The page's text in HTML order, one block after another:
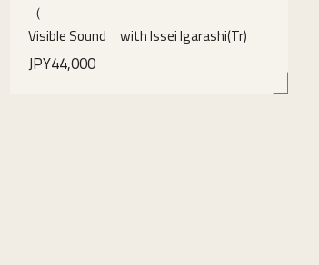
（
Visible Sound with Issei Igarashi(Tr)
JPY44,000